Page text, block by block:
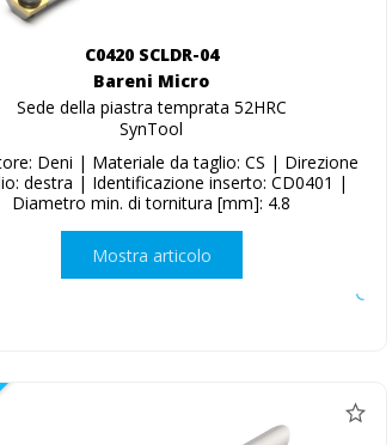
C0420 SCLDR-04
Bareni Micro
Sede della piastra temprata 52HRC
SynTool
Deni | Materiale da taglio: CS | Direzione
destra | Identificazione inserto: CD0401 |
Diametro min. di tornitura [mm]: 4.8
Mostra articolo